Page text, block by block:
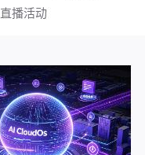
直播活动